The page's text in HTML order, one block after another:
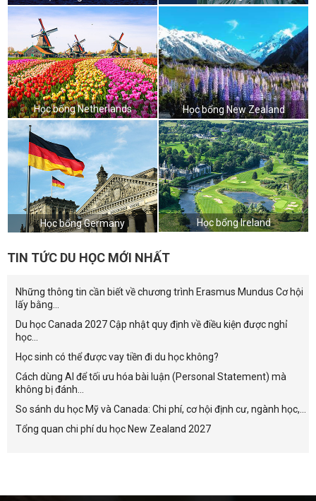
Học bổng Netherlands Học bổng New Zealand
Học bổng Germany Học bổng Ireland
TIN TỨC DU HỌC MỚI NHẤT
Những thông tin cần biết về chương trình Erasmus Mundus Cơ hội
lấy bằng...
Du học Canada 2027 Cập nhật quy định về điều kiện được nghỉ
học...
Học sinh có thể được vay tiền đi du học không?
Cách dùng AI để tối ưu hóa bài luận (Personal Statement) mà
không bị đánh...
So sánh du học Mỹ và Canada: Chi phí, cơ hội định cư, ngành học,...
Tổng quan chi phí du học New Zealand 2027